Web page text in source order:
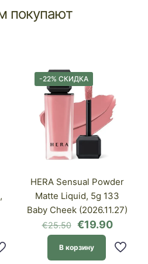
покупают
-22% СКИДКА
HERA Sensual Powder
Matte Liquid, 5g 133
Baby Cheek (2026.11.27)
€25.50
цена
составляла
€25.50.
€19.90
В корзину